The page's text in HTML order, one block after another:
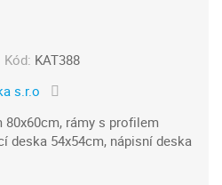
Kód: KAT388
s.r.o
80x60cm, rámy s profilem
deska 54x54cm, nápisní deska